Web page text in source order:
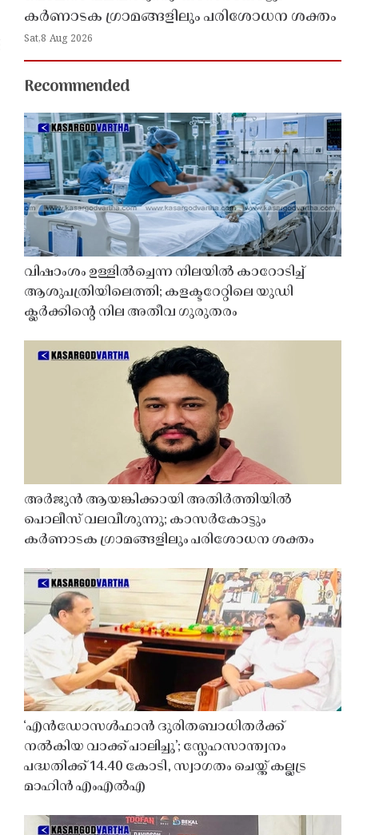
കർണാടക ഗ്രാമങ്ങളിലും പരിശോധന ശക്തം
Sat,8 Aug 2026
Recommended
വിഷാംശം ഉള്ളിൽച്ചെന്ന നിലയിൽ കാറോടിച്ച്
ആശുപത്രിയിലെത്തി; കളക്ടറേറ്റിലെ യുഡി
ക്ലർക്കിൻ്റെ നില അതീവ ഗുരുതരം
അർജുൻ ആയങ്കിക്കായി അതിർത്തിയിൽ
പൊലീസ് വലവീശുന്നു; കാസർകോട്ടും
കർണാടക ഗ്രാമങ്ങളിലും പരിശോധന ശക്തം
‘എൻഡോസൾഫാൻ ദുരിതബാധിതർക്ക്
നൽകിയ വാക്ക് പാലിച്ചു’; സ്നേഹസാന്ത്വനം
പദ്ധതിക്ക് 14.40 കോടി, സ്വാഗതം ചെയ്ത് കല്ലട്ര
മാഹിൻ എംഎൽഎ